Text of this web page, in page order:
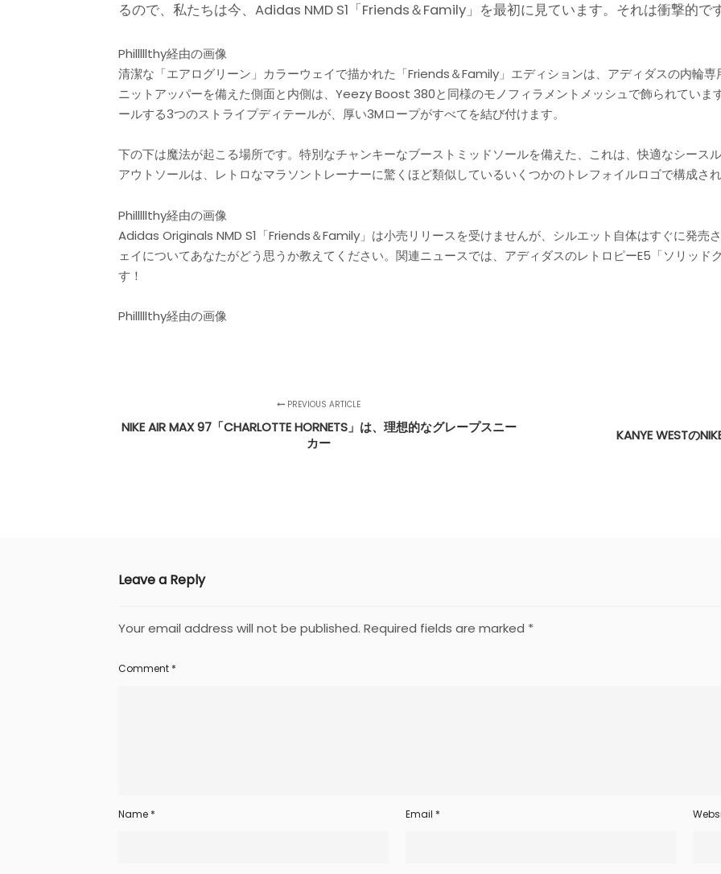
るので、私たちは今、Adidas NMD S1「Friends＆Family」を最初に見ています。それは衝撃的で
Philllllthy経由の画像
清潔な「エアログリーン」カラーウェイで描かれた「Friends＆Family」エディションは、アディダスの内輪
ニットアッパーを備えた側面と内側は、Yeezy Boost 380と同様のモノフィラメントメッシュで飾られていま
ールする3つのストライプディテールが、厚い3Mロープがすべてを結び付けます。
下の下は魔法が起こる場所です。特別なチャンキーなブーストミッドソールを備えた、これは、快適なシース
アウトソールは、レトロなマラソントレーナーに驚くほど類似しているいくつかのトレフォイルロゴで構成さ
Philllllthy経由の画像
Adidas Originals NMD S1「Friends＆Family」は小売リリースを受けませんが、シルエット自体はすぐに発売
ェイについてあなたがどう思うか教えてください。関連ニュースでは、アディダスのレトロピーE5「ソリッ
す！
Philllllthy経由の画像
PREVIOUS ARTICLE
NIKE AIR MAX 97「CHARLOTTE HORNETS」は、理想的なグレープスニー
カー
KANYE WESTの
Leave a Reply
Your email address will not be published. Required fields are marked *
Comment *
Name * Email *